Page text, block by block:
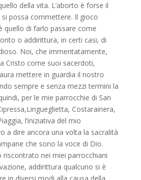
della vita. L’aborto è forse il
possa commettere. Il gioco
quello di farlo passare come
o addirittura, in certi casi, di
Noi, che immeritatamente,
Cristo come suoi sacerdoti,
mettere in guardia il nostro
sempre e senza mezzi termini la
per le mie parrocchie di San
ipressa,Lingueglietta, Costarainera,
l’iniziativa del mio
a dire ancora una volta la sacralità
che sono la voce di Dio.
riscontrato nei miei parrocchiani
addirittura qualcuno si è